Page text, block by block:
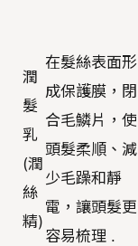
潤
髮
乳
(潤
絲
精)
在髮絲表面形
成保護膜，閉
合毛鱗片，使
頭髮柔順、減
少毛躁和靜
電，讓頭髮更
容易梳理 .